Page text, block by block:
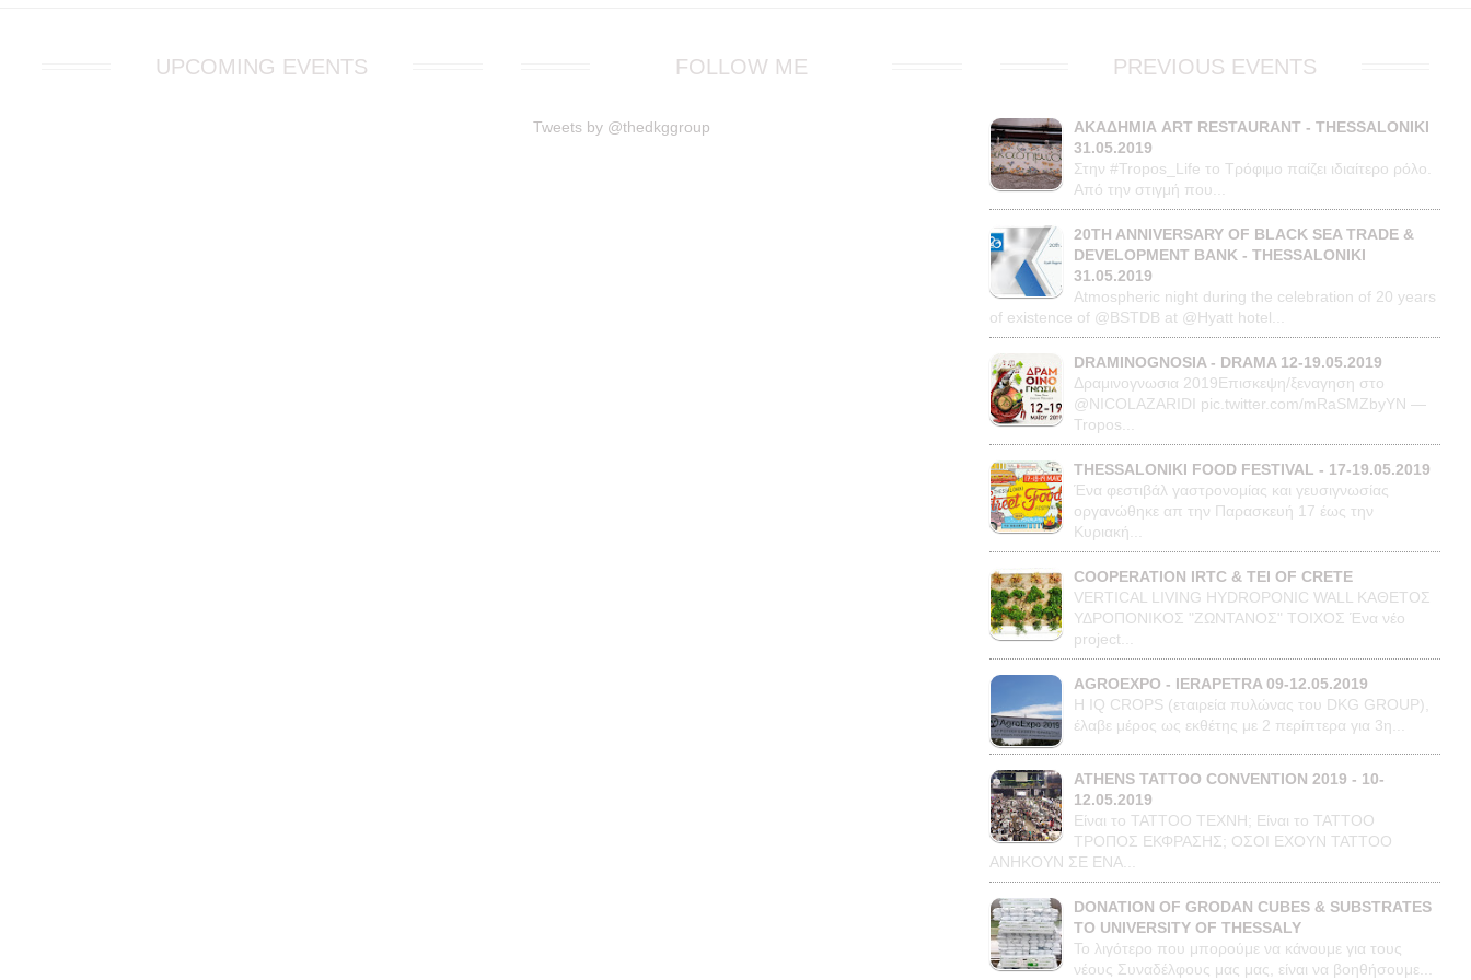
UPCOMING EVENTS FOLLOW ME
Tweets by @thedkggroup
PREVIOUS EVENTS
ΑΚΑΔΗΜΙΑ ART RESTAURANT - THESSALONIKI
31.05.2019
Στην #Tropos_Life το Τρόφιμο παίζει ιδιαίτερο ρόλο.
Από την στιγμή που...
20TH ANNIVERSARY OF BLACK SEA TRADE &
DEVELOPMENT BANK - THESSALONIKI
31.05.2019
Atmospheric night during the celebration of 20 years
of existence of @BSTDB at @Hyatt hotel...
DRAMINOGNOSIA - DRAMA 12-19.05.2019
Δραμινογνωσια 2019Επισκεψη/ξεναγηση στο
@NICOLAZARIDI pic.twitter.com/mRaSMZbyYN —
Tropos...
THESSALONIKI FOOD FESTIVAL - 17-19.05.2019
Ένα φεστιβάλ γαστρονομίας και γευσιγνωσίας
οργανώθηκε απ την Παρασκευή 17 έως την
Κυριακή...
COOPERATION IRTC & TEI OF CRETE
VERTICAL LIVING HYDROPONIC WALL ΚΑΘΕΤΟΣ
ΥΔΡΟΠΟΝΙΚΟΣ "ΖΩΝΤΑΝΟΣ" ΤΟΙΧΟΣ Ένα νέο
project...
AGROEXPO - IERAPETRA 09-12.05.2019
Η IQ CROPS (εταιρεία πυλώνας του DKG GROUP),
έλαβε μέρος ως εκθέτης με 2 περίπτερα για 3η...
ATHENS TATTOO CONVENTION 2019 - 10-
12.05.2019
Είναι το ΤΑΤΤΟΟ TEXNH; Είναι το ΤΑΤΤΟΟ
ΤΡΟΠΟΣ ΕΚΦΡΑΣΗΣ; ΟΣΟΙ ΕΧΟΥΝ TATTOO
ΑΝΗΚΟΥΝ ΣΕ ΕΝΑ...
DONATION OF GRODAN CUBES & SUBSTRATES
TO UNIVERSITY OF THESSALY
Το λιγότερο που μπορούμε να κάνουμε για τους
νέους Συναδέλφους μας μας, είναι να βοηθήσουμε...